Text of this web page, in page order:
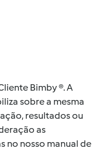
Bimby ®. A
sobre a mesma
resultados ou
as
no nosso manual de